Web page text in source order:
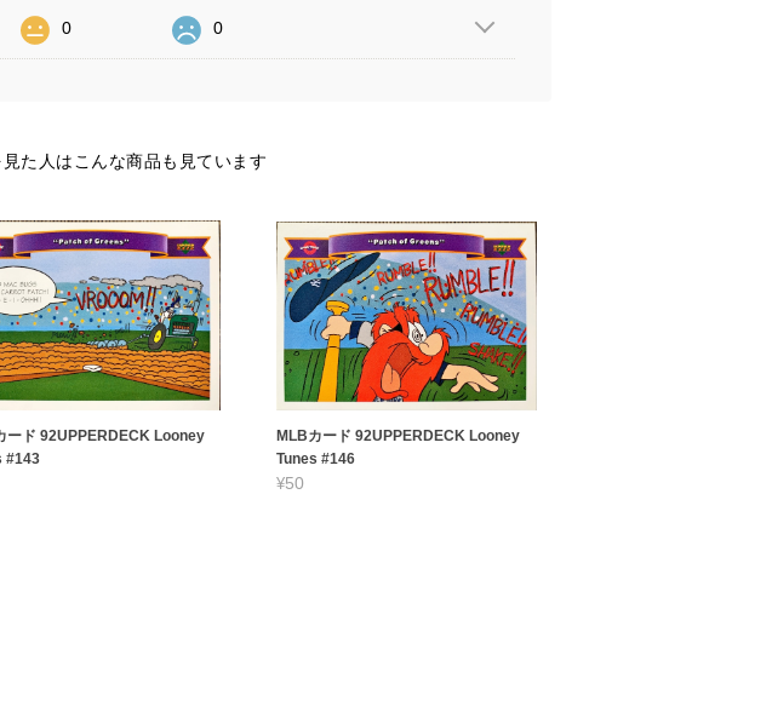
0 0
た人はこんな商品も見ています
ード 92UPPERDECK Looney
#143
MLBカード 92UPPERDECK Looney
Tunes #146
¥50